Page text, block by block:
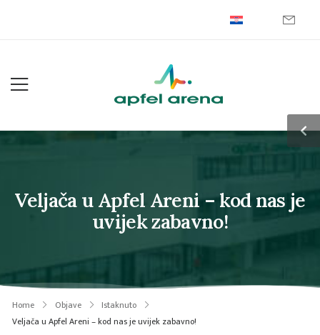
Veljača u Apfel Areni – kod nas je
uvijek zabavno!
Home Objave
Istaknuto
Veljača u Apfel Areni – kod nas je uvijek zabavno!